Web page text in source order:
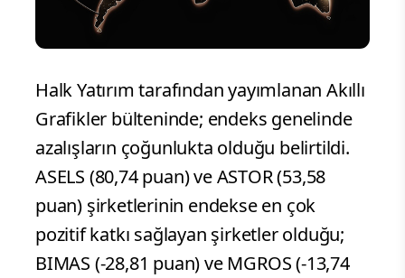
Halk Yatırım tarafından yayımlanan Akıllı
Grafikler bülteninde; endeks genelinde
azalışların çoğunlukta olduğu belirtildi.
ASELS (80,74 puan) ve ASTOR (53,58
puan) şirketlerinin endekse en çok
pozitif katkı sağlayan şirketler olduğu;
BIMAS (-28,81 puan) ve MGROS (-13,74